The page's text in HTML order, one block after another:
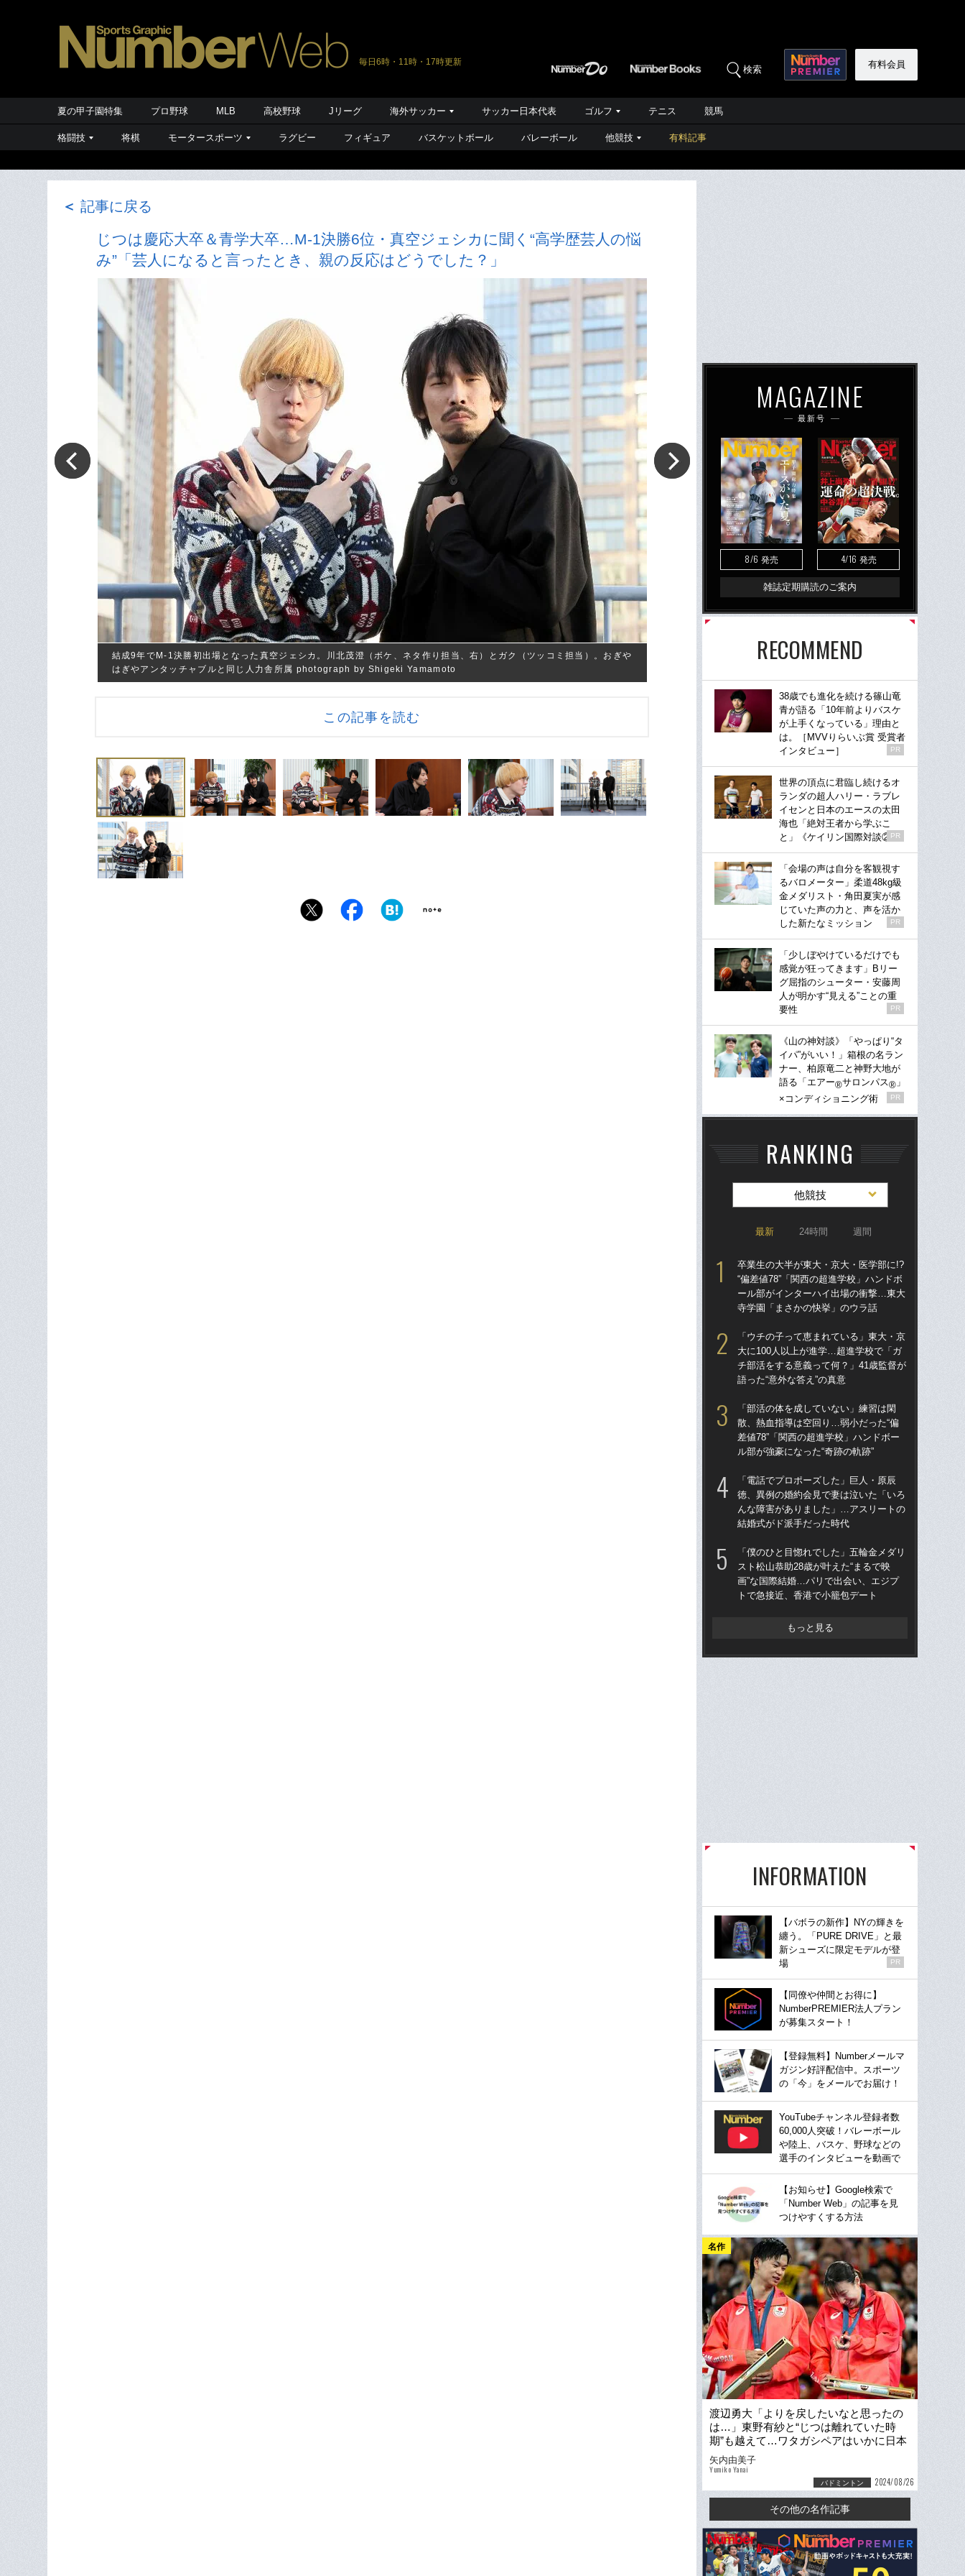
毎日6時・11時・17時更新
検索 有料会員
夏の甲子園特集 プロ野球 MLB 高校野球 Jリーグ 海外サッカー サッカー日本代表 ゴルフ テニス 競馬
格闘技 将棋 モータースポーツ ラグビー フィギュア バスケットボール バレーボール 他競技 有料記事
＜ 記事に戻る
じつは慶応大卒＆青学大卒…M-1決勝6位・真空ジェシカに聞く“高学歴芸人の悩
み”「芸人になると言ったとき、親の反応はどうでした？」
結成9年でM-1決勝初出場となった真空ジェシカ。川北茂澄（ボケ、ネタ作り担当、右）とガク（ツッコミ担当）。おぎや
はぎやアンタッチャブルと同じ人力舎所属 photograph by Shigeki Yamamoto
この記事を読む
MAGAZINE
最新号
8/6 発売 4/16 発売
雑誌定期購読のご案内
RECOMMEND
38歳でも進化を続ける篠山竜
青が語る「10年前よりバスケ
が上手くなっている」理由と
は。［MVVりらいぶ賞 受賞者
インタビュー］
PR
世界の頂点に君臨し続けるオ
ランダの超人ハリー・ラブレ
イセンと日本のエースの太田
海也「絶対王者から学ぶこ
と」《ケイリン国際対談②》
PR
「会場の声は自分を客観視す
るバロメーター」柔道48kg級
金メダリスト・角田夏実が感
じていた声の力と、声を活か
した新たなミッション
PR
「少しぼやけているだけでも
感覚が狂ってきます」Bリー
グ屈指のシューター・安藤周
人が明かす“見える”ことの重
要性
PR
《山の神対談》「やっぱり“タ
イパ”がいい！」箱根の名ラン
ナー、柏原竜二と神野大地が
語る「エアー®サロンパス® 」
×コンディショニング術
PR
RANKING
他競技
最新 24時間 週間
卒業生の大半が東大・京大・医学部に!?
“偏差値78”「関西の超進学校」ハンドボ
ール部がインターハイ出場の衝撃…東大
寺学園「まさかの快挙」のウラ話
「ウチの子って恵まれている」東大・京
大に100人以上が進学…超進学校で「ガ
チ部活をする意義って何？」41歳監督が
語った“意外な答え”の真意
「部活の体を成していない」練習は閑
散、熱血指導は空回り…弱小だった“偏
差値78”「関西の超進学校」ハンドボー
ル部が強豪になった“奇跡の軌跡”
「電話でプロポーズした」巨人・原辰
徳、異例の婚約会見で妻は泣いた「いろ
んな障害がありました」…アスリートの
結婚式がド派手だった時代
「僕のひと目惚れでした」五輪金メダリ
スト松山恭助28歳が叶えた“まるで映
画”な国際結婚…パリで出会い、エジプ
トで急接近、香港で小籠包デート
もっと見る
INFORMATION
【バボラの新作】NYの輝きを
纏う。「PURE DRIVE」と最
新シューズに限定モデルが登
場
PR
【同僚や仲間とお得に】
NumberPREMIER法人プラン
が募集スタート！
【登録無料】Numberメールマ
ガジン好評配信中。スポーツ
の「今」をメールでお届け！
YouTubeチャンネル登録者数
60,000人突破！バレーボール
や陸上、バスケ、野球などの
選手のインタビューを動画で
【お知らせ】Google検索で
「Number Web」の記事を見
つけやすくする方法
名作
渡辺勇大「よりを戻したいなと思ったの
は…」東野有紗と“じつは離れていた時
期”も越えて…ワタガシペアはいかに日本
バド界の歴史を変えたのか
矢内由美子
Yumiko Yanai
バドミントン 2024/08/26
その他の名作記事